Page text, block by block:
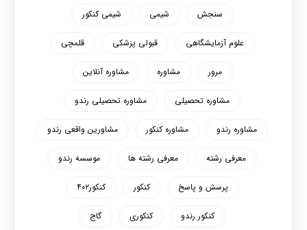
سنجش شیمی شیمی کنکور
علوم آزمایشگاهی قبولی پزشکی قلمچی
مرور مشاوره مشاوره آنلاین
مشاوره تحصیلی مشاوره تحصیلی رندو
مشاوره رندو مشاوره کنکور مشاورین واقعی رندو
معرفی رشته معرفی رشته ها موسسه رندو
پرسش و پاسخ کنکور کنکور۴۰۲
کنکور رندو کنکوری گاج